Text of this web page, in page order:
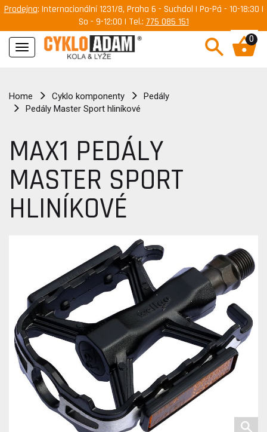
Prodejna: Internacionální 1231/8, Praha 6 - Suchdol | Po-Pá - 10-18:30 |
So - 9-12:00 | Tel.: 775 085 151
Navigace
0
Home Cyklo komponenty
Pedály
Pedály Master Sport hliníkové
MAX1 PEDÁLY
MASTER SPORT
HLINÍKOVÉ